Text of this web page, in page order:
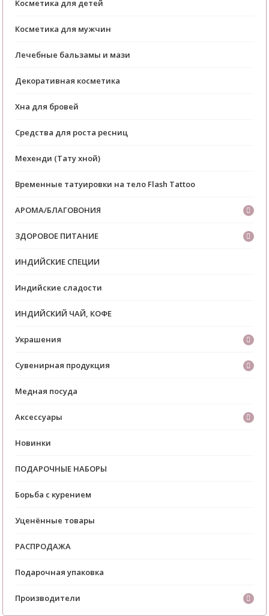
Косметика для детей
Косметика для мужчин
Лечебные бальзамы и мази
Декоративная косметика
Хна для бровей
Средства для роста ресниц
Мехенди (Тату хной)
Временные татуировки на тело Flash Tattoo
АРОМА/БЛАГОВОНИЯ
ЗДОРОВОЕ ПИТАНИЕ
ИНДИЙСКИЕ СПЕЦИИ
Индийские сладости
ИНДИЙСКИЙ ЧАЙ, КОФЕ
Украшения
Сувенирная продукция
Медная посуда
Аксессуары
Новинки
ПОДАРОЧНЫЕ НАБОРЫ
Борьба с курением
Уценённые товары
РАСПРОДАЖА
Подарочная упаковка
Производители